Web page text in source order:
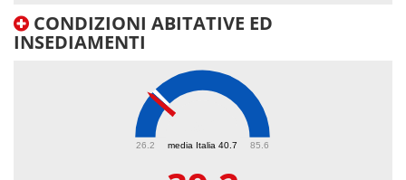
CONDIZIONI ABITATIVE ED
INSEDIAMENTI
media Italia 40.7
26.2 85.6